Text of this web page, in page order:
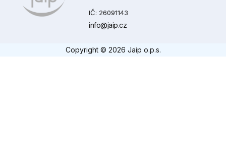
IČ: 26091143
info@jaip.cz
Copyright © 2026 Jaip o.p.s.